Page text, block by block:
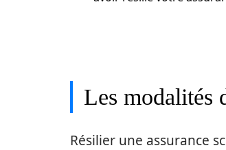
Les modalités
Résilier une assurance